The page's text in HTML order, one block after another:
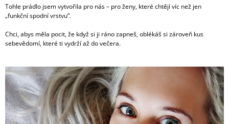
Tohle prádlo jsem vytvořila pro nás – pro ženy, které chtějí víc než jen
„funkční spodní vrstvu“.
Chci, abys měla pocit, že když si ji ráno zapneš, oblékáš si zároveň kus
sebevědomí, které ti vydrží až do večera.
FITTING
BÁROU
V
7
900
Kč